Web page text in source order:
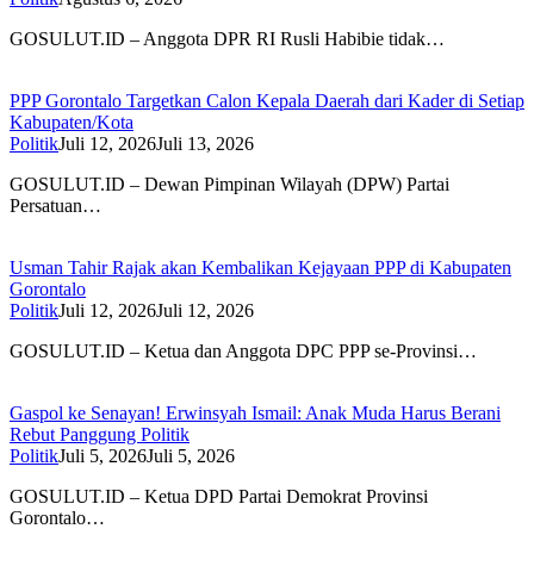
GOSULUT.ID – Anggota DPR RI Rusli Habibie tidak…
PPP Gorontalo Targetkan Calon Kepala Daerah dari Kader di Setiap
Kabupaten/Kota
PolitikJuli 12, 2026Juli 13, 2026
GOSULUT.ID – Dewan Pimpinan Wilayah (DPW) Partai
Persatuan…
Usman Tahir Rajak akan Kembalikan Kejayaan PPP di Kabupaten
Gorontalo
PolitikJuli 12, 2026Juli 12, 2026
GOSULUT.ID – Ketua dan Anggota DPC PPP se-Provinsi…
Gaspol ke Senayan! Erwinsyah Ismail: Anak Muda Harus Berani
Rebut Panggung Politik
PolitikJuli 5, 2026Juli 5, 2026
GOSULUT.ID – Ketua DPD Partai Demokrat Provinsi
Gorontalo…